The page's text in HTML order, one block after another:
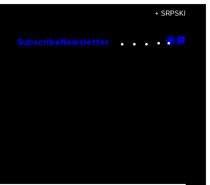
+ SRPSKI
Subscribe Newsletter Instagram
TikTok
YouTube
Google